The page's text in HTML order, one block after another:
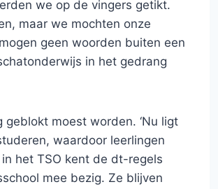
we op de vingers getikt.
maar we mochten onze
geen woorden buiten een
in het gedrang
moest worden. ‘Nu ligt
waardoor leerlingen
het TSO kent de dt-regels
mee bezig. Ze blijven